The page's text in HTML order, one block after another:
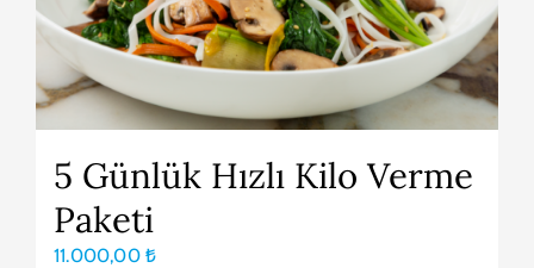
5 Günlük Hızlı Kilo Verme
Paketi
11.000,00 ₺